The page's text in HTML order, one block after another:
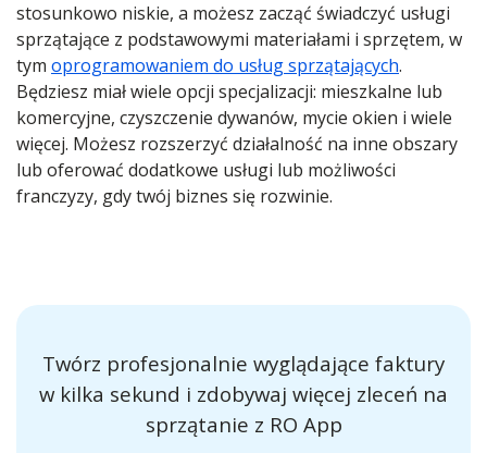
stosunkowo niskie, a możesz zacząć świadczyć usługi
sprzątające z podstawowymi materiałami i sprzętem, w
tym oprogramowaniem do usług sprzątających.
Będziesz miał wiele opcji specjalizacji: mieszkalne lub
komercyjne, czyszczenie dywanów, mycie okien i wiele
więcej. Możesz rozszerzyć działalność na inne obszary
lub oferować dodatkowe usługi lub możliwości
franczyzy, gdy twój biznes się rozwinie.
Twórz profesjonalnie wyglądające faktury
w kilka sekund i zdobywaj więcej zleceń na
sprzątanie z RO App